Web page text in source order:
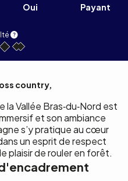
Oui Payant
country
Vallée Bras‑du‑Nord est
et son ambiance
s’y pratique au cœur
un esprit de respect
plaisir de rouler en forêt.